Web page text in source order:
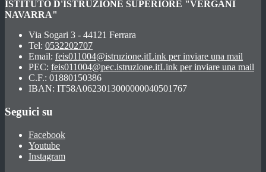
ISTITUTO D'ISTRUZIONE SUPERIORE "VERGANI
NAVARRA"
Via Sogari 3 - 44121 Ferrara
Tel: 0532202707
Email: feis011004@istruzione.itLink per inviare una mail
PEC: feis011004@pec.istruzione.itLink per inviare una mail
C.F.: 01880150386
IBAN: IT58A0623013000000040501767
Seguici su
Facebook
Youtube
Instagram